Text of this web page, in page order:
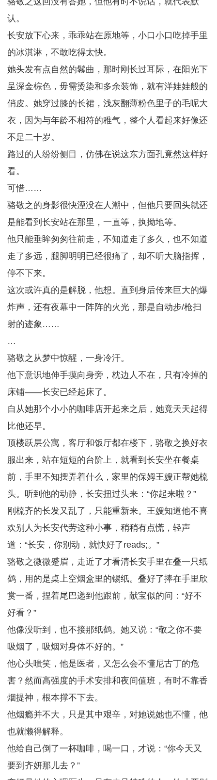
认。
长安放下心来，乖乖站在原地等，小口小口吃掉手里
的冰淇淋，不敢吃得太快。
她头发有点自然的鬈曲，那时刚长过耳际，在阳光下
呈深金棕色，毋需烫染和多余装饰，就有洋娃娃般的
俏皮。她穿过膝的长裙，浅灰翻薄粉色里子的毛呢大
衣，因为与年龄不相符的稚气，整个人看起来好像还
不足二十岁。
路过的人纷纷侧目，仿佛在说这东方面孔竟然这样好
看。
可惜……
骆敬之的身影很快湮没在人潮中，但他只要回头就还
是能看到长安站在那里，一直等，执拗地等。
他只能垂眸匆匆往前走，不知道走了多久，也不知道
走了多远，腿脚明明已经很痛了，却不听大脑指挥，
停不下来。
这次或许真的是解脱，他想。直到身后传来巨大的爆
炸声，还有夜幕中一阵阵的火光，那是自动步/枪扫
射的迹象……
…
骆敬之从梦中惊醒，一身冷汗。
他下意识地伸手摸向身旁，枕边人不在，只有冷掉的
床铺——长安已经起床了。
自从她那个小小的咖啡店开起来之后，她竟天天起得
比他还早。
顶楼跃层公寓，客厅和饭厅都在楼下，骆敬之换好衣
服出来，站在短短的台阶上，就看到长安坐在餐桌
前，手里不知摆弄着什么，家里的保姆王嫂正帮她梳
头。听到他的动静，长安扭过头来：“你起来啦？”
刚梳齐的长发又乱了，只能重新来。王嫂知道他不喜
欢别人为长安代劳这种小事，稍稍有点慌，轻声
道：“长安，你别动，就快好了reads;。”
骆敬之微微蹙眉，走近了才看清长安手里在叠一只纸
鹤，用的是桌上空烟盒里的锡纸。叠好了捧在手里欣
赏一番，捏着尾巴递到他跟前，献宝似的问：“好不
好看？”
他像没听到，也不接那纸鹤。她又说：“敬之你不要
吸烟了，吸烟对身体不好的。”
他心头嗤笑，他是医者，又怎么会不懂尼古丁的危
害？然而高强度的手术安排和夜间值班，有时不靠香
烟提神，根本撑不下去。
他烟瘾并不大，只是其中艰辛，对她说她也不懂，他
也就懒得解释。
他给自己倒了一杯咖啡，喝一口，才说：“你今天又
要到齐妍那儿去？”